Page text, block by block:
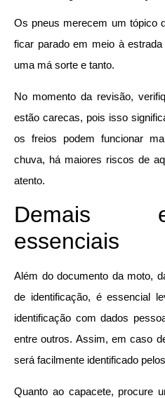
Os pneus merecem um tópico
ficar parado em meio à
uma má sorte e tanto.
No momento da revisão,
estão carecas, pois isso
os freios podem funcionar
chuva, há maiores riscos de
atento.
Demais
essenciais
Além do documento da moto,
de identificação, é essencial
identificação com dados
entre outros. Assim, em caso
será facilmente identificado
Quanto ao capacete, procure